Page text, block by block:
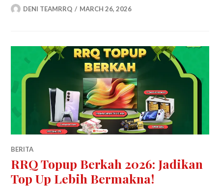
DENI TEAMRRQ MARCH 26, 2026
BERITA
RRQ Topup Berkah 2026: Jadikan
Top Up Lebih Bermakna!